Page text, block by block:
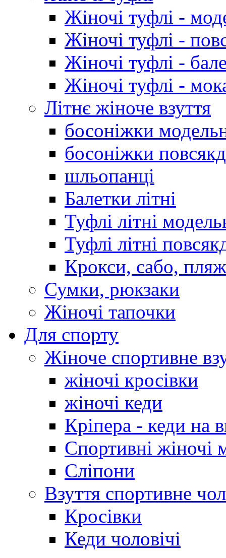
Жіночі туфлі -
Жіночі туфлі -
Жіночі туфлі -
Жіночі туфлі -
Літнє жіноче взуття
босоніжки
босоніжки
шльопанці
Балетки літні
Туфлі літні
Туфлі літні
Крокси, сабо,
Сумки, рюкзаки
Жіночі тапочки
Для спорту
Жіноче спортивне
жіночі кросівки
жіночі кеди
Кріпера - кеди на
Спортивні жіночі
Сліпони
Взуття спортивне
Кросівки
Кеди чоловічі